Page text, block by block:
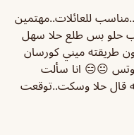
للعائلات..مهتمين
حلو بس طلع حلا سهل
طريقته ميني كورسان
😐😑 انا سألت
قال حلا وسكت..توقعت